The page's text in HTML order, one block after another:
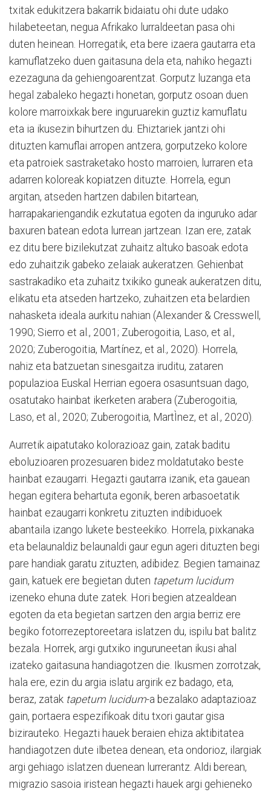
txitak edukitzera bakarrik bidaiatu ohi dute udako
hilabeteetan, negua Afrikako lurraldeetan pasa ohi
duten heinean. Horregatik, eta bere izaera gautarra eta
kamuflatzeko duen gaitasuna dela eta, nahiko hegazti
ezezaguna da gehiengoarentzat. Gorputz luzanga eta
hegal zabaleko hegazti honetan, gorputz osoan duen
kolore marroixkak bere inguruarekin guztiz kamuflatu
eta ia ikusezin bihurtzen du. Ehiztariek jantzi ohi
dituzten kamuflai arropen antzera, gorputzeko kolore
eta patroiek sastraketako hosto marroien, lurraren eta
adarren koloreak kopiatzen dituzte. Horrela, egun
argitan, atseden hartzen dabilen bitartean,
harrapakariengandik ezkutatua egoten da inguruko adar
baxuren batean edota lurrean jartzean. Izan ere, zatak
ez ditu bere bizilekutzat zuhaitz altuko basoak edota
edo zuhaitzik gabeko zelaiak aukeratzen. Gehienbat
sastrakadiko eta zuhaitz txikiko guneak aukeratzen ditu,
elikatu eta atseden hartzeko, zuhaitzen eta belardien
nahasketa ideala aurkitu nahian (Alexander & Cresswell,
1990; Sierro et al., 2001; Zuberogoitia, Laso, et al.,
2020; Zuberogoitia, Martínez, et al., 2020). Horrela,
nahiz eta batzuetan sinesgaitza iruditu, zataren
populazioa Euskal Herrian egoera osasuntsuan dago,
osatutako hainbat ikerketen arabera (Zuberogoitia,
Laso, et al., 2020; Zuberogoitia, MartÌnez, et al., 2020).
Aurretik aipatutako kolorazioaz gain, zatak baditu
eboluzioaren prozesuaren bidez moldatutako beste
hainbat ezaugarri. Hegazti gautarra izanik, eta gauean
hegan egitera behartuta egonik, beren arbasoetatik
hainbat ezaugarri konkretu zituzten indibiduoek
abantaila izango lukete besteekiko. Horrela, pixkanaka
eta belaunaldiz belaunaldi gaur egun ageri dituzten begi
pare handiak garatu zituzten, adibidez. Begien tamainaz
gain, katuek ere begietan duten tapetum lucidum
izeneko ehuna dute zatek. Hori begien atzealdean
egoten da eta begietan sartzen den argia berriz ere
begiko fotorrezeptoreetara islatzen du, ispilu bat balitz
bezala. Horrek, argi gutxiko inguruneetan ikusi ahal
izateko gaitasuna handiagotzen die. Ikusmen zorrotzak,
hala ere, ezin du argia islatu argirik ez badago, eta,
beraz, zatak tapetum lucidum-a bezalako adaptazioaz
gain, portaera espezifikoak ditu txori gautar gisa
bizirauteko. Hegazti hauek beraien ehiza aktibitatea
handiagotzen dute ilbetea denean, eta ondorioz, ilargiak
argi gehiago islatzen duenean lurrerantz. Aldi berean,
migrazio sasoia iristean hegazti hauek argi gehieneko